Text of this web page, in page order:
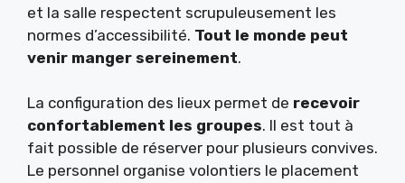
et la salle respectent scrupuleusement les
normes d’accessibilité. Tout le monde peut
venir manger sereinement.
La configuration des lieux permet de recevoir
confortablement les groupes. Il est tout à
fait possible de réserver pour plusieurs convives.
Le personnel organise volontiers le placement